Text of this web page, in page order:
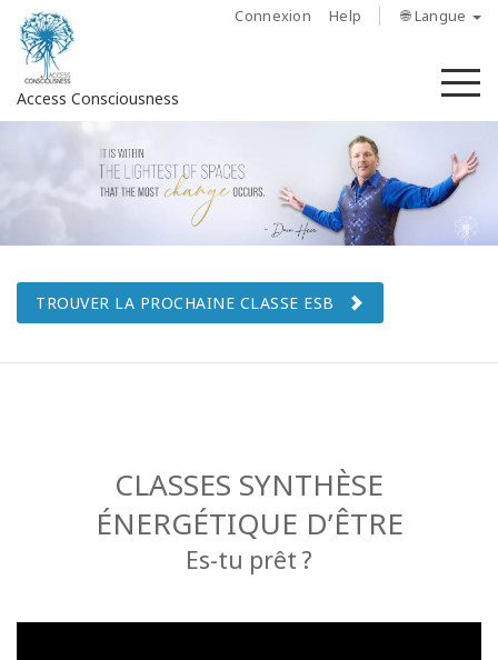
Connexion Help 🌐 Langue
Access Consciousness
TROUVER LA PROCHAINE CLASSE ESB
Connectez-
vous
votre
À
CLASSES SYNTHÈSE
ÉNERGÉTIQUE D’ÊTRE
Es-tu prêt ?